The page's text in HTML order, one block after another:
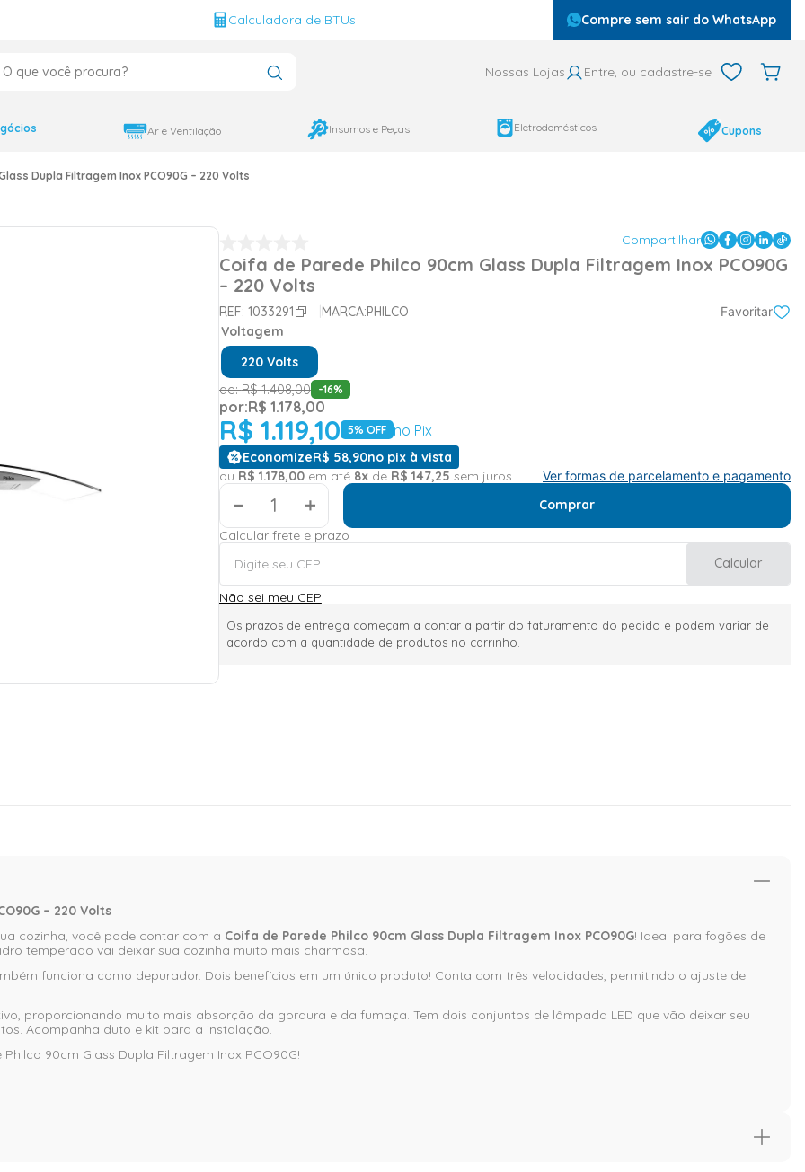
Calculadora de BTUs Compre sem sair do WhatsApp
Nossas Lojas Entre, ou cadastre-se
Ar e Ventilação Insumos e Peças Eletrodomésticos Cupons
Dupla Filtragem Inox PCO90G – 220 Volts
Compartilhar
Coifa de Parede Philco 90cm Glass Dupla Filtragem Inox PCO90G
– 220 Volts
REF: 1033291 MARCA:PHILCO Favoritar
Voltagem
220 Volts
de:R$ 1.408,00 -16%
por:R$ 1.178,00
R$ 1.119,10 5% OFF no Pix
EconomizeR$ 58,90no pix à vista
ou R$ 1.178,00em até 8xde R$ 147,25 sem juros Ver formas de parcelamento e pagamento
＋
Comprar
Calcular frete e prazo
Calcular
Não sei meu CEP
Os prazos de entrega começam a contar a partir do faturamento do pedido e podem variar de
acordo com a quantidade de produtos no carrinho.
– 220 Volts
cozinha, você pode contar com a Coifa de Parede Philco 90cm Glass Dupla Filtragem Inox PCO90G! Ideal para fogões de
temperado vai deixar sua cozinha muito mais charmosa.
funciona como depurador. Dois benefícios em um único produto! Conta com três velocidades, permitindo o ajuste de
proporcionando muito mais absorção da gordura e da fumaça. Tem dois conjuntos de lâmpada LED que vão deixar seu
Acompanha duto e kit para a instalação.
90cm Glass Dupla Filtragem Inox PCO90G!